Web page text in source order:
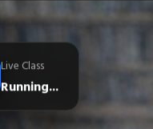
Live Class
Running...